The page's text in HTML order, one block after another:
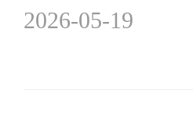
2026-05-19